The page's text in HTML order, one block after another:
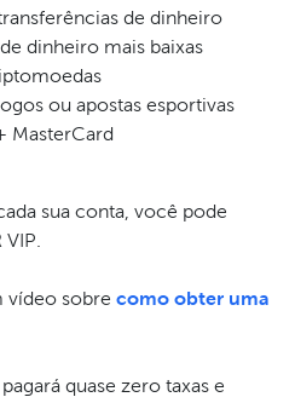
de dinheiro
dinheiro mais baixas
ou apostas esportivas
MasterCard
sua conta, você pode
vídeo sobre como obter uma
quase zero taxas e